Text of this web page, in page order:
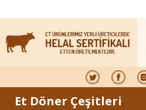
Et Döner Çeşitleri